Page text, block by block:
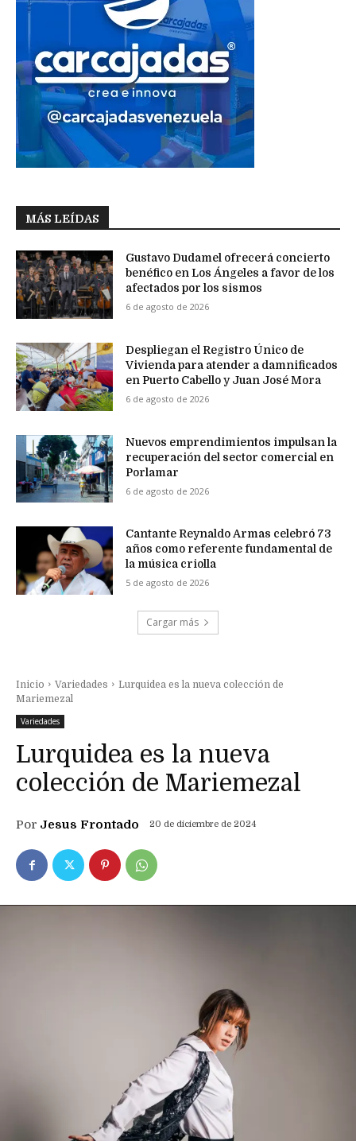
MÁS LEÍDAS
Gustavo Dudamel ofrecerá concierto
benéfico en Los Ángeles a favor de los
afectados por los sismos
6 de agosto de 2026
Despliegan el Registro Único de
Vivienda para atender a damnificados
en Puerto Cabello y Juan José Mora
6 de agosto de 2026
Nuevos emprendimientos impulsan la
recuperación del sector comercial en
Porlamar
6 de agosto de 2026
Cantante Reynaldo Armas celebró 73
años como referente fundamental de
la música criolla
5 de agosto de 2026
Cargar más